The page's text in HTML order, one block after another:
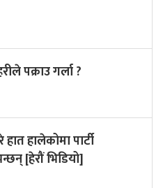
पक्राउ गर्ला ?
हालेकोमा पार्टी
[हेरौं भिडियो]